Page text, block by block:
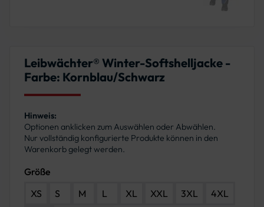
Leibwächter® Winter-Softshelljacke -
Farbe: Kornblau/Schwarz
Hinweis:
Optionen anklicken zum Auswählen oder Abwählen.
Nur vollständig konfigurierte Produkte können in den
Warenkorb gelegt werden.
Größe
XS
S M L XL XXL 3XL
4XL